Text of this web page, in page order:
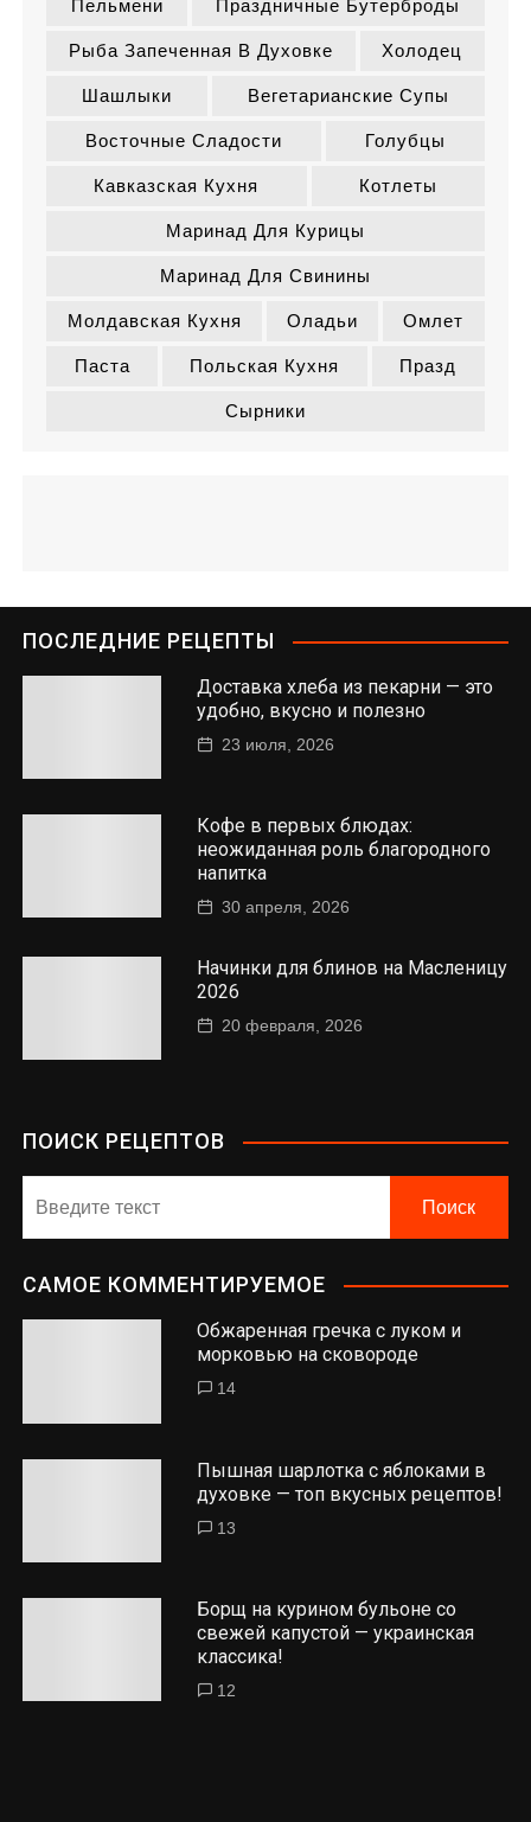
Пельмени Праздничные Бутерброды
Рыба Запеченная В Духовке Холодец
Шашлыки Вегетарианские Супы
Восточные Сладости Голубцы
Кавказская Кухня Котлеты
Маринад Для Курицы
Маринад Для Свинины
Молдавская Кухня Оладьи Омлет
Паста Польская Кухня Празд
Сырники
ПОСЛЕДНИЕ РЕЦЕПТЫ
Доставка хлеба из пекарни — это
удобно, вкусно и полезно
23 июля, 2026
Кофе в первых блюдах:
неожиданная роль благородного
напитка
30 апреля, 2026
Начинки для блинов на Масленицу
2026
20 февраля, 2026
ПОИСК РЕЦЕПТОВ
САМОЕ КОММЕНТИРУЕМОЕ
Обжаренная гречка с луком и
морковью на сковороде
14
Пышная шарлотка с яблоками в
духовке — топ вкусных рецептов!
13
Борщ на курином бульоне со
свежей капустой — украинская
классика!
12